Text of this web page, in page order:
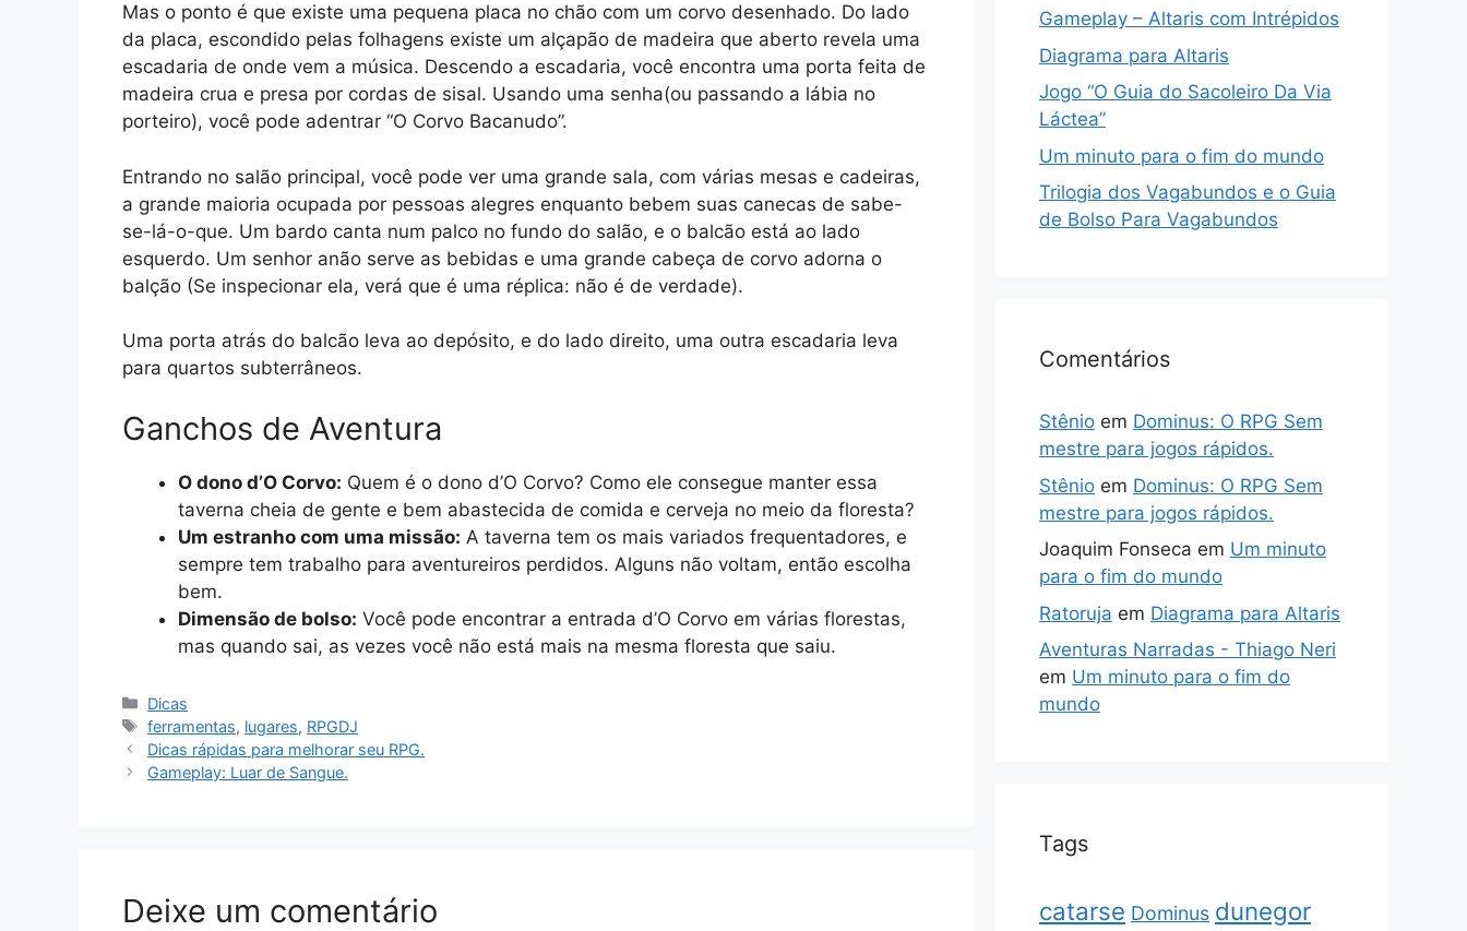
Mas o ponto é que existe uma pequena placa no chão com um corvo desenhado. Do lado
da placa, escondido pelas folhagens existe um alçapão de madeira que aberto revela uma
escadaria de onde vem a música. Descendo a escadaria, você encontra uma porta feita de
madeira crua e presa por cordas de sisal. Usando uma senha(ou passando a lábia no
porteiro), você pode adentrar “O Corvo Bacanudo”.
Entrando no salão principal, você pode ver uma grande sala, com várias mesas e cadeiras,
a grande maioria ocupada por pessoas alegres enquanto bebem suas canecas de sabe-
se-lá-o-que. Um bardo canta num palco no fundo do salão, e o balcão está ao lado
esquerdo. Um senhor anão serve as bebidas e uma grande cabeça de corvo adorna o
balção (Se inspecionar ela, verá que é uma réplica: não é de verdade).
Uma porta atrás do balcão leva ao depósito, e do lado direito, uma outra escadaria leva
para quartos subterrâneos.
Ganchos de Aventura
O dono d’O Corvo: Quem é o dono d’O Corvo? Como ele consegue manter essa
taverna cheia de gente e bem abastecida de comida e cerveja no meio da floresta?
Um estranho com uma missão: A taverna tem os mais variados frequentadores, e
sempre tem trabalho para aventureiros perdidos. Alguns não voltam, então escolha
bem.
Dimensão de bolso: Você pode encontrar a entrada d’O Corvo em várias florestas,
mas quando sai, as vezes você não está mais na mesma floresta que saiu.
Categorias
Dicas
Tags
ferramentas, lugares, RPGDJ
Dicas rápidas para melhorar seu RPG.
Gameplay: Luar de Sangue.
Deixe um comentário
Gameplay – Altaris com Intrépidos
Diagrama para Altaris
Jogo “O Guia do Sacoleiro Da Via
Láctea”
Um minuto para o fim do mundo
Trilogia dos Vagabundos e o Guia
de Bolso Para Vagabundos
Comentários
Stênio em Dominus: O RPG Sem
mestre para jogos rápidos.
Stênio em Dominus: O RPG Sem
mestre para jogos rápidos.
Joaquim Fonseca em Um minuto
para o fim do mundo
Ratoruja em Diagrama para Altaris
Aventuras Narradas - Thiago Neri
em Um minuto para o fim do
mundo
Tags
catarse Dominus dunegor